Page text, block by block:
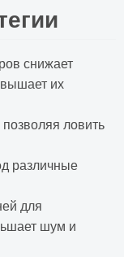
снижает
их
ловить
различные
для
шум и